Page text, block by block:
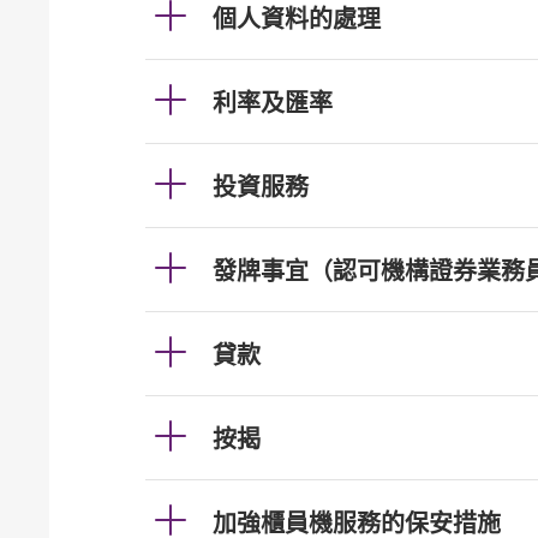
個人資料的處理
利率及匯率
投資服務
發牌事宜（認可機構證券業務
貸款
按揭
加強櫃員機服務的保安措施